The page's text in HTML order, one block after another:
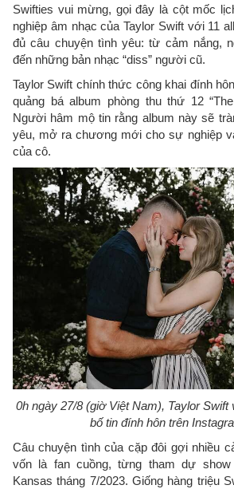
Swifties vui mừng, gọi đây là cột mốc
nghiệp âm nhạc của Taylor Swift với 11
đủ câu chuyện tình yêu: từ cảm nắng,
đến những bản nhạc “diss” người cũ.
Taylor Swift chính thức công khai đính
quảng bá album phòng thu thứ 12
Người hâm mộ tin rằng album này sẽ
yêu, mở ra chương mới cho sự nghiệp
của cô.
0h ngày 27/8 (giờ Việt Nam), Taylor Swift
bố tin đính hôn trên
Câu chuyện tình của cặp đôi gợi nhiều
vốn là fan cuồng, từng tham dự show
Kansas tháng 7/2023. Giống hàng triệu